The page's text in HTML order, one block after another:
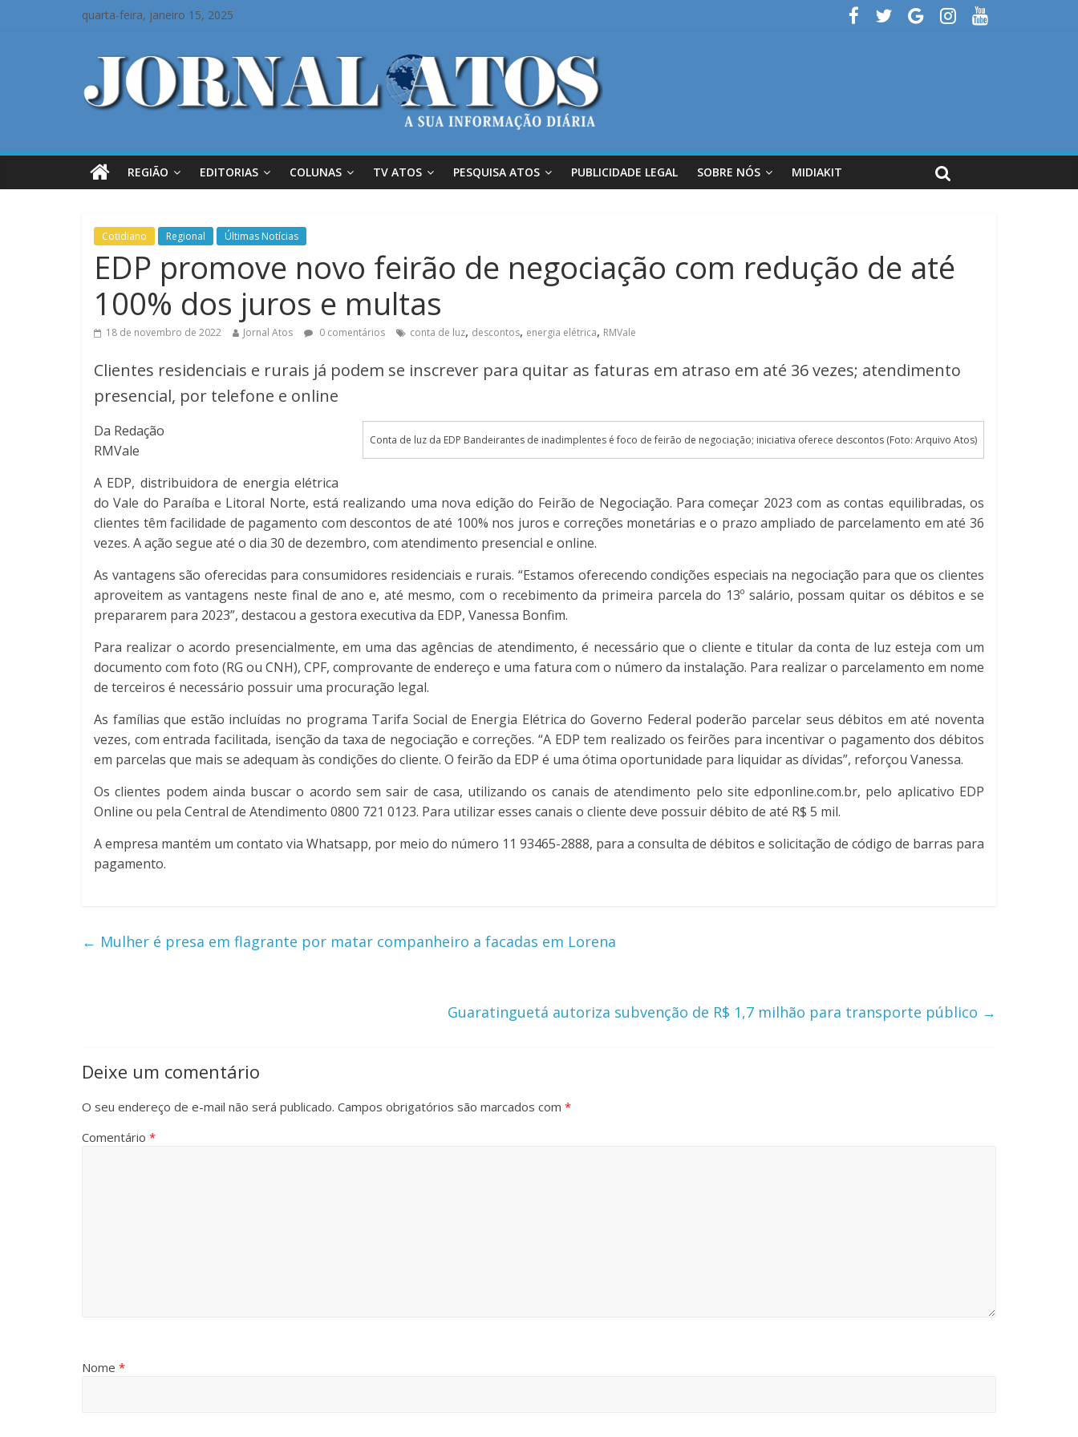
quarta-feira, janeiro 15, 2025
REGIÃO EDITORIAS COLUNAS TV ATOS PESQUISA ATOS PUBLICIDADE LEGAL SOBRE NÓS MIDIAKIT
Cotidiano Regional Últimas Notícias
EDP promove novo feirão de negociação com redução de até
100% dos juros e multas
18 de novembro de 2022 Jornal Atos 0 comentários conta de luz, descontos, energia elétrica, RMVale
Clientes residenciais e rurais já podem se inscrever para quitar as faturas em atraso em até 36 vezes; atendimento
presencial, por telefone e online
Conta de luz da EDP Bandeirantes de inadimplentes é foco de feirão de negociação; iniciativa oferece descontos (Foto: Arquivo Atos)
Da Redação
RMVale
A EDP, distribuidora de energia elétrica
do Vale do Paraíba e Litoral Norte, está realizando uma nova edição do Feirão de Negociação. Para começar 2023 com as contas equilibradas, os
clientes têm facilidade de pagamento com descontos de até 100% nos juros e correções monetárias e o prazo ampliado de parcelamento em até 36
vezes. A ação segue até o dia 30 de dezembro, com atendimento presencial e online.
As vantagens são oferecidas para consumidores residenciais e rurais. “Estamos oferecendo condições especiais na negociação para que os clientes
aproveitem as vantagens neste final de ano e, até mesmo, com o recebimento da primeira parcela do 13º salário, possam quitar os débitos e se
prepararem para 2023”, destacou a gestora executiva da EDP, Vanessa Bonfim.
Para realizar o acordo presencialmente, em uma das agências de atendimento, é necessário que o cliente e titular da conta de luz esteja com um
documento com foto (RG ou CNH), CPF, comprovante de endereço e uma fatura com o número da instalação. Para realizar o parcelamento em nome
de terceiros é necessário possuir uma procuração legal.
As famílias que estão incluídas no programa Tarifa Social de Energia Elétrica do Governo Federal poderão parcelar seus débitos em até noventa
vezes, com entrada facilitada, isenção da taxa de negociação e correções. “A EDP tem realizado os feirões para incentivar o pagamento dos débitos
em parcelas que mais se adequam às condições do cliente. O feirão da EDP é uma ótima oportunidade para liquidar as dívidas”, reforçou Vanessa.
Os clientes podem ainda buscar o acordo sem sair de casa, utilizando os canais de atendimento pelo site edponline.com.br, pelo aplicativo EDP
Online ou pela Central de Atendimento 0800 721 0123. Para utilizar esses canais o cliente deve possuir débito de até R$ 5 mil.
A empresa mantém um contato via Whatsapp, por meio do número 11 93465-2888, para a consulta de débitos e solicitação de código de barras para
pagamento.
← Mulher é presa em flagrante por matar companheiro a facadas em Lorena
Guaratinguetá autoriza subvenção de R$ 1,7 milhão para transporte público →
Deixe um comentário
O seu endereço de e-mail não será publicado. Campos obrigatórios são marcados com *
Comentário *
Nome *